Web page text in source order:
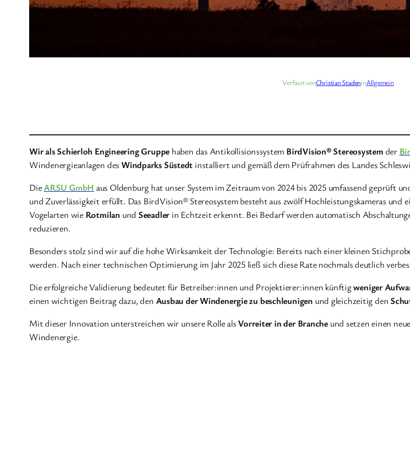
Verfasst vonChristian StadeninAllgemein
Wir als Schierloh Engineering Gruppe haben das Antikollisionssystem BirdVision® Stereosystem der
Windenergieanlagen des Windparks Süstedt installiert und gemäß dem Prüfrahmen des Landes
DieARSU GmbH aus Oldenburg hat unser System im Zeitraum von 2024 bis 2025 umfassend geprüft
und Zuverlässigkeit erfüllt. Das BirdVision® Stereosystem besteht aus zwölf Hochleistungskameras
Vogelarten wie Rotmilan und Seeadler in Echtzeit erkennt. Bei Bedarf werden automatisch
reduzieren.
Besonders stolz sind wir auf die hohe Wirksamkeit der Technologie: Bereits nach einer kleinen
werden. Nach einer technischen Optimierung im Jahr 2025 ließ sich diese Rate nochmals deutlich
Die erfolgreiche Validierung bedeutet für Betreiber:innen und Projektierer:innen künftigweniger
einen wichtigen Beitrag dazu, den Ausbau der Windenergie zu beschleunigen und gleichzeitig den
Mit dieser Innovation unterstreichen wir unsere Rolle alsVorreiter in der Brancheund setzen einen
Windenergie.